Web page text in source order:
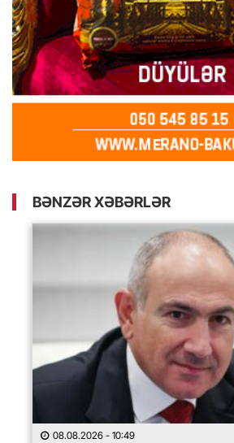
BƏNZƏR XƏBƏRLƏR
08.08.2026 - 10:49